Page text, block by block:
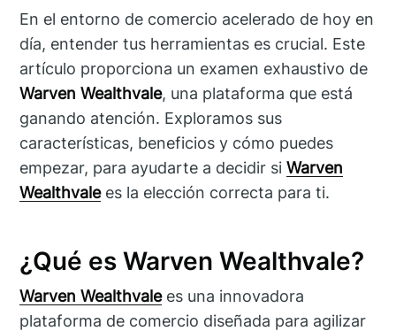
En el entorno de comercio acelerado de hoy en
día, entender tus herramientas es crucial. Este
artículo proporciona un examen exhaustivo de
Warven Wealthvale, una plataforma que está
ganando atención. Exploramos sus
características, beneficios y cómo puedes
empezar, para ayudarte a decidir siWarven
Wealthvalees la elección correcta para ti.
¿Qué es Warven Wealthvale?
Warven Wealthvalees una innovadora
plataforma de comercio diseñada para agilizar